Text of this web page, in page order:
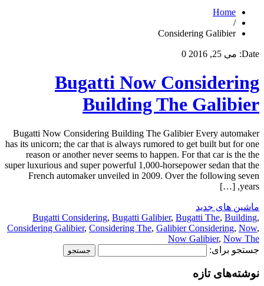
Home
/
Considering Galibier
Date: می 25, 2016 0
Bugatti Now Considering
Building The Galibier
Bugatti Now Considering Building The Galibier Every automaker
has its unicorn; the car that is always rumored to get built but for one
reason or another never seems to happen. For that car is the the
super luxurious and super powerful 1,000-horsepower sedan that the
French automaker unveiled in 2009. Over the following seven
years, […]
ماشین های جدید
Bugatti Considering, Bugatti Galibier, Bugatti The, Building,
Considering Galibier, Considering The, Galibier Considering, Now,
Now Galibier, Now The
جستجو برای:
نوشته‌های تازه